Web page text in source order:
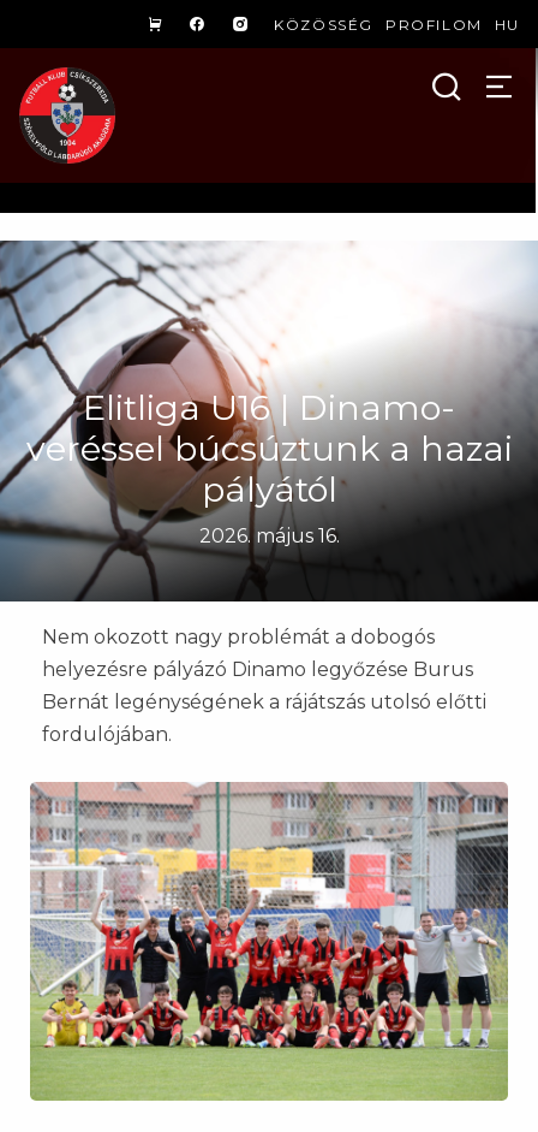
KÖZÖSSÉG PROFILOM HU
Elitliga U16 | Dinamo-
veréssel búcsúztunk a hazai
pályától
2026. május 16.
Nem okozott nagy problémát a dobogós
helyezésre pályázó Dinamo legyőzése Burus
Bernát legénységének a rájátszás utolsó előtti
fordulójában.